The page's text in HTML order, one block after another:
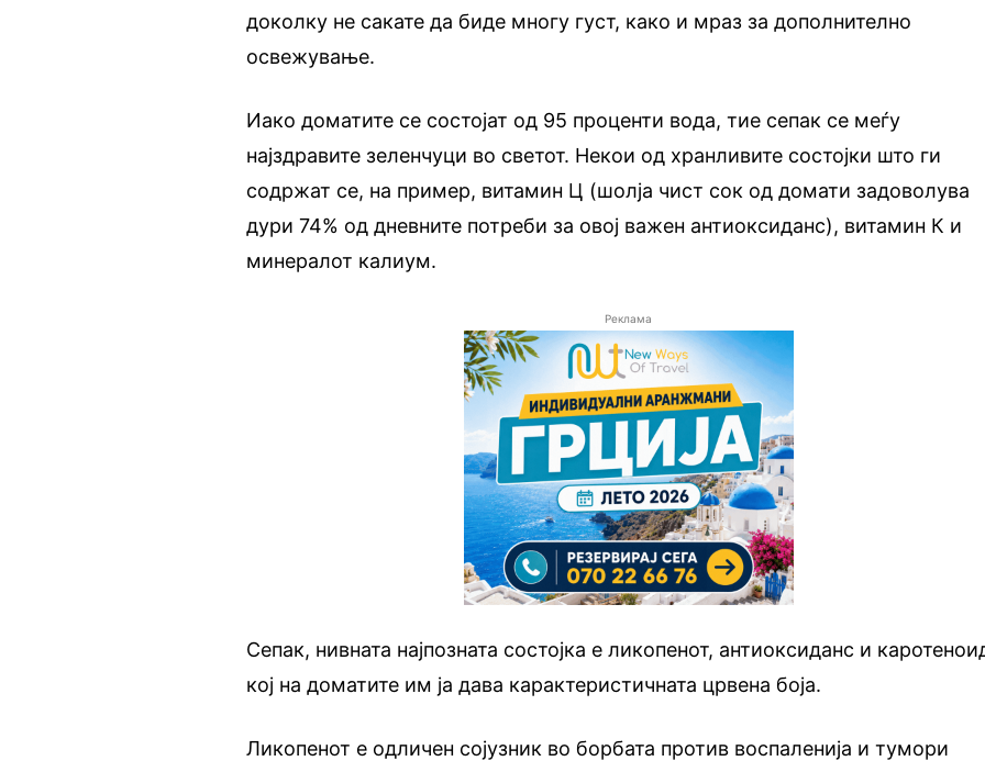
доколку не сакате да биде многу густ, како и мраз за дополнително
освежување.
Иако доматите се состојат од 95 проценти вода, тие сепак се меѓу
најздравите зеленчуци во светот. Некои од хранливите состојки што ги
содржат се, на пример, витамин Ц (шолја чист сок од домати задоволува
дури 74% од дневните потреби за овој важен антиоксиданс), витамин К и
минералот калиум.
Реклама
Сепак, нивната најпозната состојка е ликопенот, антиоксиданс и
кој на доматите им ја дава карактеристичната црвена боја.
Ликопенот е одличен сојузник во борбата против воспаленија и тумори